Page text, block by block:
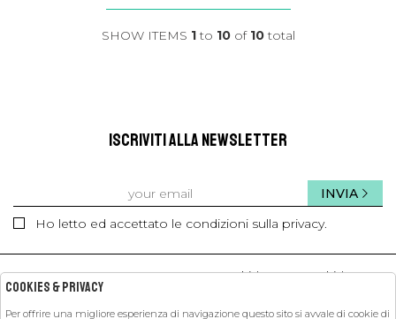
SHOW ITEMS 1to 10of 10total
ISCRIVITI ALLA NEWSLETTER
Ho letto ed accettato le condizioni sulla privacy.
INVIA
kids kids
Cookies & Privacy
Per offrire una migliore esperienza di navigazione questo sito si avvale di cookie di